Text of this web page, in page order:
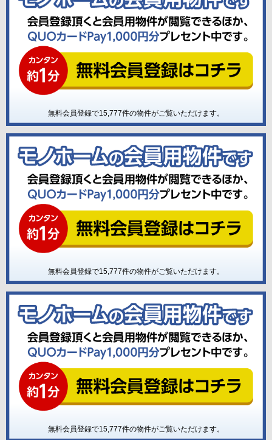
無料会員登録で15,777件の物件がご覧いただけます。
無料会員登録で15,777件の物件がご覧いただけます。
無料会員登録で15,777件の物件がご覧いただけます。